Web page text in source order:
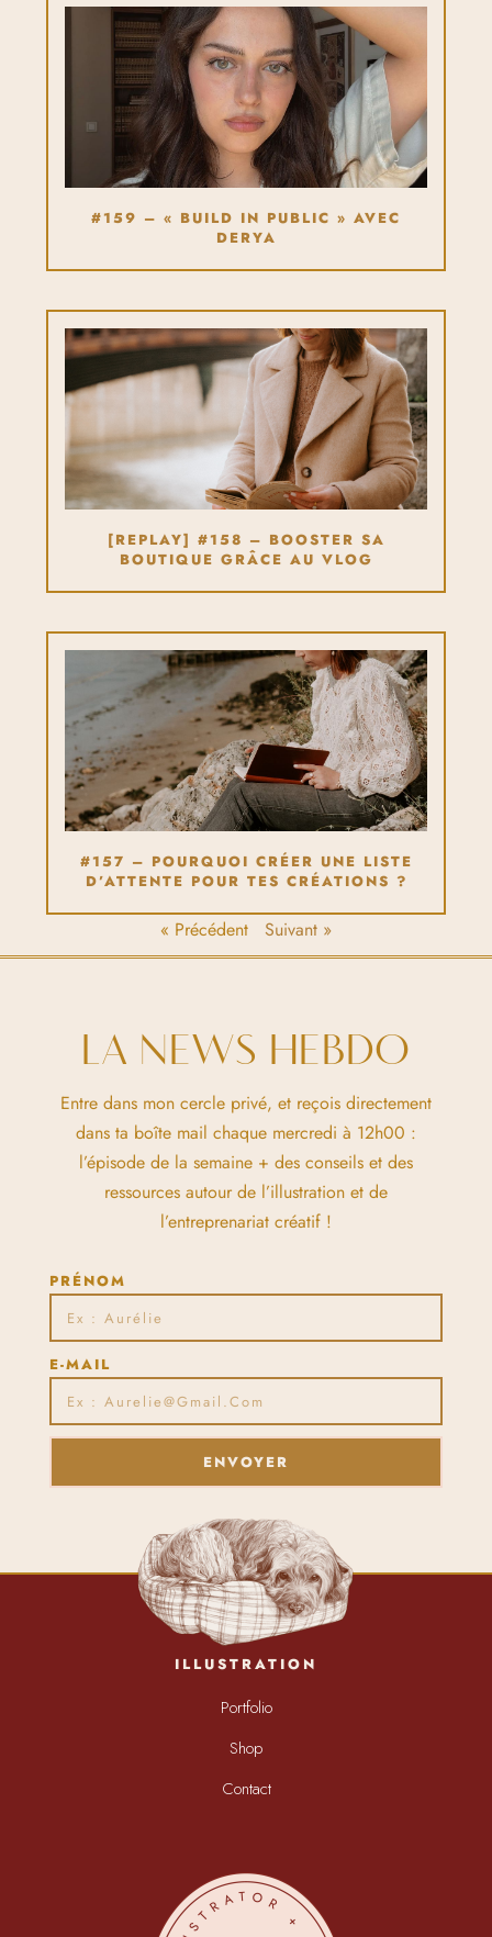
#159 – « BUILD IN PUBLIC » AVEC
DERYA
[REPLAY] #158 – BOOSTER SA
BOUTIQUE GRÂCE AU VLOG
#157 – POURQUOI CRÉER UNE LISTE
D’ATTENTE POUR TES CRÉATIONS ?
« Précédent Suivant »
LA NEWS HEBDO
Entre dans mon cercle privé, et reçois directement
dans ta boîte mail chaque mercredi à 12h00 :
l’épisode de la semaine + des conseils et des
ressources autour de l’illustration et de
l’entreprenariat créatif !
PRÉNOM
E-MAIL
ENVOYER
ILLUSTRATION
Portfolio
Shop
Contact